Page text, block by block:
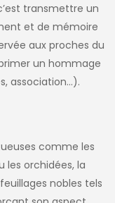
transmettre un
et de mémoire
aux proches du
un hommage
association…).
comme les
les orchidées, la
nobles tels